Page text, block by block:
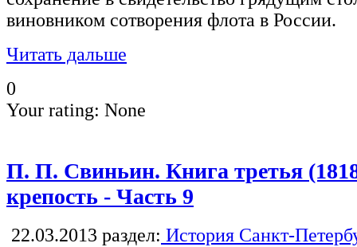
виновником сотворения флота в России.
Читать дальше
0
Your rating: None
П. П. Свиньин. Книга третья
крепость - Часть 9
22.03.2013 раздел: История Санкт-